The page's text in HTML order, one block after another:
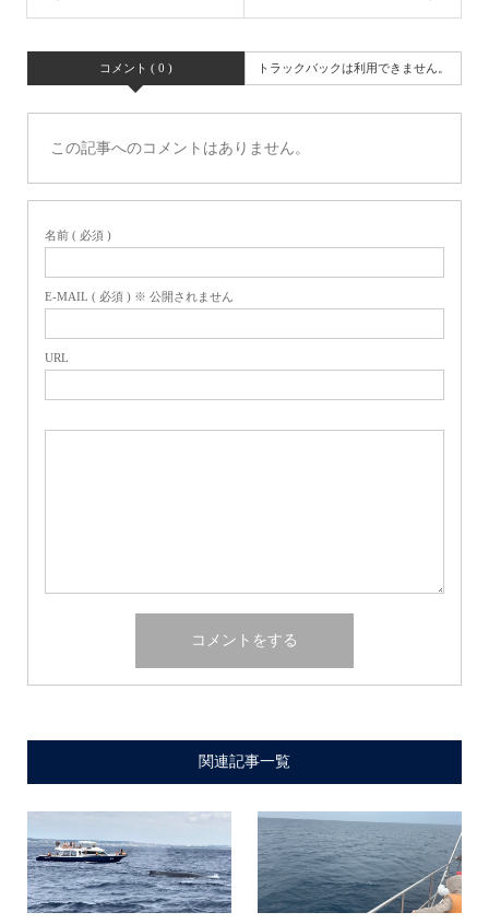
コメント ( 0 ) トラックバックは利用できません。
この記事へのコメントはありません。
名前 ( 必須 )
E-MAIL ( 必須 ) ※ 公開されません
URL
関連記事一覧